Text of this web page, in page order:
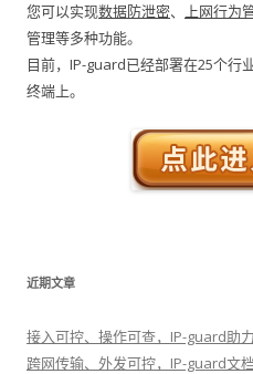
您可以实现数据防泄密、 上网行为
管理等多种功能。
目前，IP-guard已经部署在25个行
终端上。
近期文章
接入可控、操作可查，IP-guard助
跨网传输、外发可控，IP-guard文